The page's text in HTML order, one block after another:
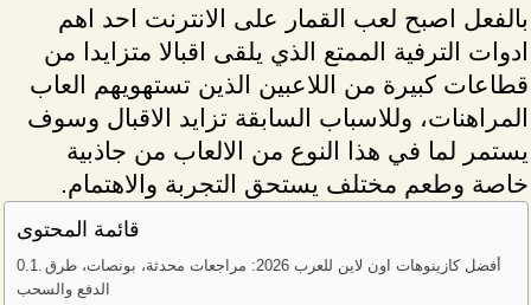
بالفعل اصبح لعب القمار على الانترنت احد اهم
ادوات الترفية الممتع الذي يلقى اقبالا متزايدا من
قطاعات كبيرة من اللاعبين الذين تستهويهم العاب
المراهنات، وللاسباب السابقة تزايد الاقبال وسوف
يستمر لما في هذا النوع من الالعاب من جاذبية
خاصة وطعم مختلف يستحق التجربة والاهتمام.
قائمة المحتوى
أفضل كازينوهات اون لاين للعرب 2026: مراجعات محدثة، بونصات، طرق
الدفع والسحب